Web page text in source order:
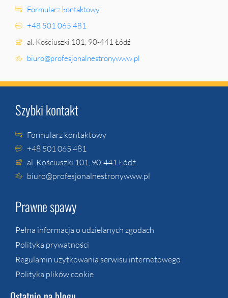
Formularz kontaktowy
+48 501 065 481
al. Kościuszki 101, 90-441 Łódź
biuro@profesjonalnestronywww.pl
Szybki kontakt
Formularz kontaktowy
+48 501 065 481
al. Kościuszki 101, 90-441 Łódź
biuro@profesjonalnestronywww.pl
Prawne spawy
Pełna informacja o udzielanych zgodach
Polityka prywatności
Regulamin użytkowania serwisu internetowego
Polityka plików cookie